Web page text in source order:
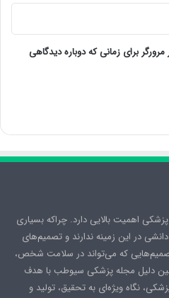
برای زمانی که دوباره دیدگاهی
اهمیت بالایی دارد. چراکه بسیاری
در این زمینه ندارند و تصمیم‌های
تصمیم‌هایی که می‌تواند در سلامت شخص،
همین دلیل مجله پزشکی سیوطب با هدف
نگاه ویژه‌ای به تحقیق، تولید و